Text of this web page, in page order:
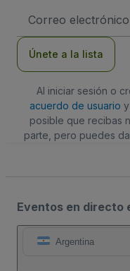
de
Únete a la lista
Al iniciar sesión o
acuerdo de usuario
posible que recibas
parte, pero puedes
Eventos en directo
Argentina